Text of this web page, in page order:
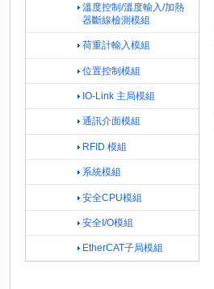
溫度控制/溫度輸入/加熱
器斷線檢測模組
荷重計輸入模組
位置控制模組
IO-Link 主局模組
通訊介面模組
RFID 模組
系統模組
安全CPU模組
安全I/O模組
EtherCAT子局模組